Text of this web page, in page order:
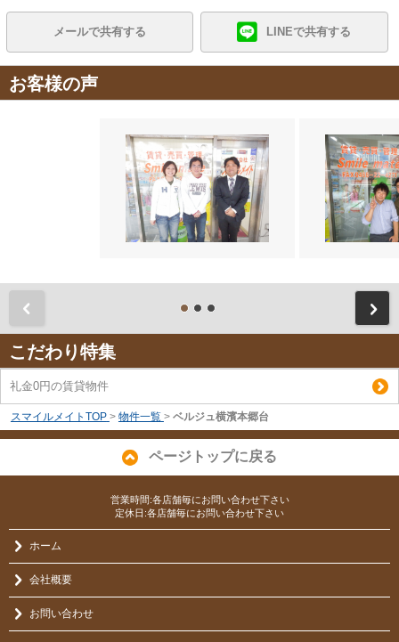
メールで共有する LINEで共有する
お客様の声
こだわり特集
礼金0円の賃貸物件
スマイルメイトTOP > 物件一覧 > ベルジュ横濱本郷台
ページトップに戻る
営業時間:各店舗毎にお問い合わせ下さい
定休日:各店舗毎にお問い合わせ下さい
ホーム
会社概要
お問い合わせ